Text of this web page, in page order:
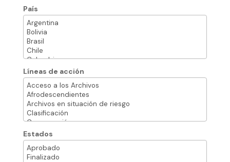
País
Líneas de acción
Estados